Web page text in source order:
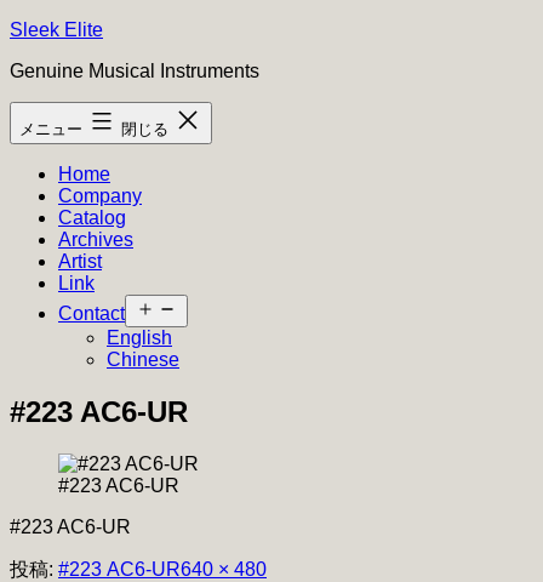
コ
テ
ン
ツ
Sleek Elite
Genuine Musical Instruments
メニュー 閉じる
Home
Company
Catalog
Archives
Artist
Link
Contact
ニ
ー
開
English
Chinese
#223 AC6-UR
#223 AC6-UR
#223 AC6-UR
投稿: #223 AC6-URフ
640 × 480